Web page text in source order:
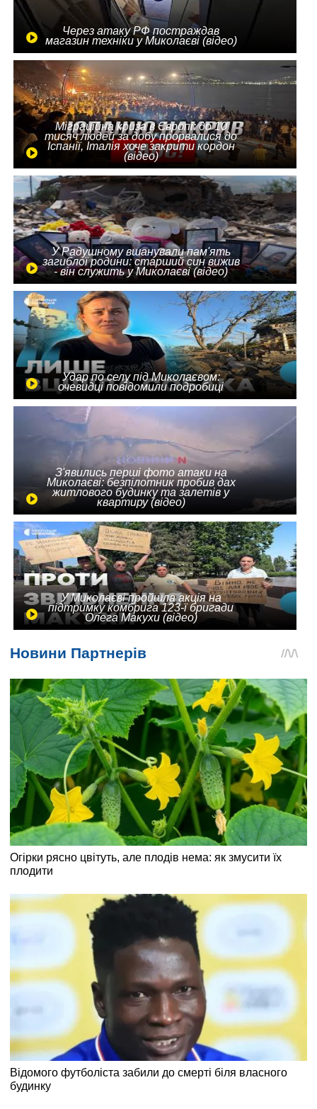
Через атаку РФ постраждав
магазин техніки у Миколаєві (відео)
Міграційна криза в Європі: до 10
тисяч людей за добу прорвалися до
Іспанії, Італія хоче закрити кордон
(відео)
У Радушному вшанували пам'ять
загиблої родини: старший син вижив
- він служить у Миколаєві (відео)
Удар по селу під Миколаєвом:
очевидці повідомили подробиці
З'явились перші фото атаки на
Миколаєві: безпілотник пробив дах
житлового будинку та залетів у
квартиру (відео)
У Миколаєві пройшла акція на
підтримку комбрига 123-ї бригади
Олега Макухи (відео)